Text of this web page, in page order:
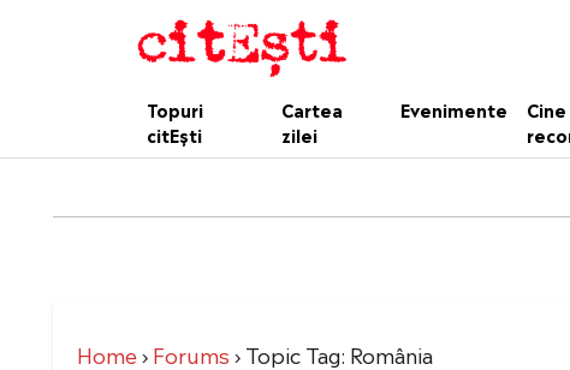
Topuri
citEști
Cartea
zilei
Evenimente
Cine
Home›Forums›Topic Tag: România